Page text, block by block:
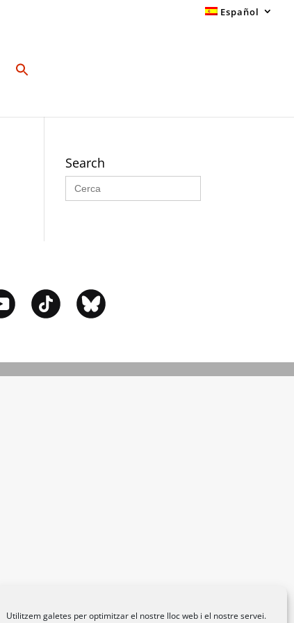
Utilitzem galetes per optimitzar el nostre lloc web i el nostre servei.
Español
Search
Buscar: